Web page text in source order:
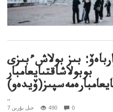
بىز بولاشءبىزى
بوبولاشاقتىايعامبار
..
7 جىل بۇرىن 490 0